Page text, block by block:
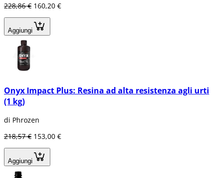
228,86 € 160,20 €
Aggiungi
Onyx Impact Plus: Resina ad alta resistenza agli urti
(1 kg)
di Phrozen
218,57 € 153,00 €
Aggiungi